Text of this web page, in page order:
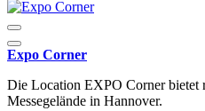
Expo Corner
Die Location EXPO Corner bietet
Messegelände in Hannover.